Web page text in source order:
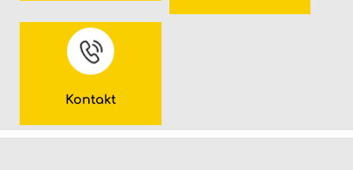
Kontakt